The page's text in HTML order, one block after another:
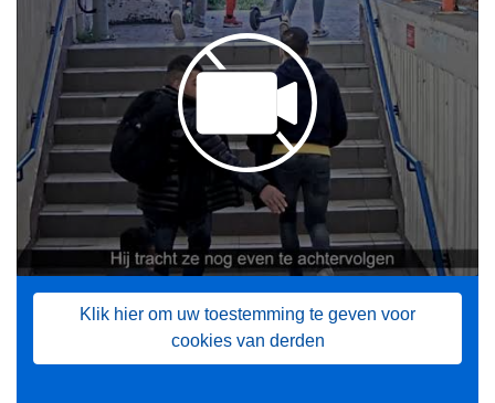
Klik hier om uw toestemming te geven voor
cookies van derden